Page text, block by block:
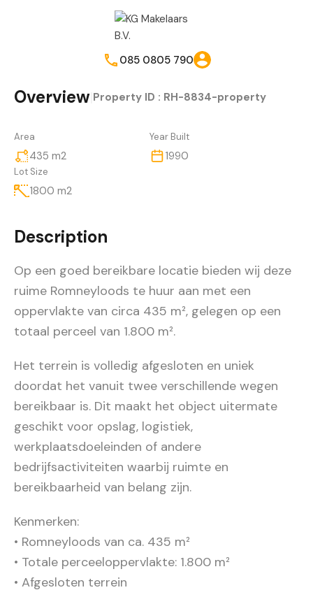
085 0805 790
Overview Property ID : RH-8834-property
Area
435 m2
Year Built
1990
Lot Size
1800 m2
Description
Op een goed bereikbare locatie bieden wij deze
ruime Romneyloods te huur aan met een
oppervlakte van circa 435 m², gelegen op een
totaal perceel van 1.800 m².
Het terrein is volledig afgesloten en uniek
doordat het vanuit twee verschillende wegen
bereikbaar is. Dit maakt het object uitermate
geschikt voor opslag, logistiek,
werkplaatsdoeleinden of andere
bedrijfsactiviteiten waarbij ruimte en
bereikbaarheid van belang zijn.
Kenmerken:
• Romneyloods van ca. 435 m²
• Totale perceeloppervlakte: 1.800 m²
• Afgesloten terrein